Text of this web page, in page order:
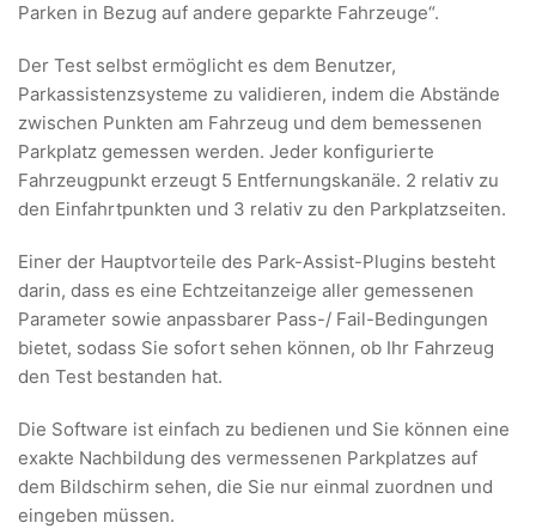
Parken in Bezug auf andere geparkte Fahrzeuge“.
Der Test selbst ermöglicht es dem Benutzer,
Parkassistenzsysteme zu validieren, indem die Abstände
zwischen Punkten am Fahrzeug und dem bemessenen
Parkplatz gemessen werden. Jeder konfigurierte
Fahrzeugpunkt erzeugt 5 Entfernungskanäle. 2 relativ zu
den Einfahrtpunkten und 3 relativ zu den Parkplatzseiten.
Einer der Hauptvorteile des Park-Assist-Plugins besteht
darin, dass es eine Echtzeitanzeige aller gemessenen
Parameter sowie anpassbarer Pass-/ Fail-Bedingungen
bietet, sodass Sie sofort sehen können, ob Ihr Fahrzeug
den Test bestanden hat.
Die Software ist einfach zu bedienen und Sie können eine
exakte Nachbildung des vermessenen Parkplatzes auf
dem Bildschirm sehen, die Sie nur einmal zuordnen und
eingeben müssen.